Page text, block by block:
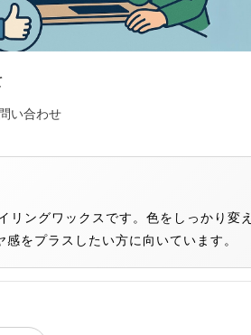
い合わせ
ングワックスです。色をしっかり変え
をプラスしたい方に向いています。